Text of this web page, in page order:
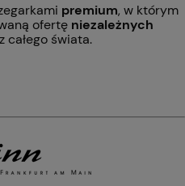
premium, w którym
ofertę niezależnych
całego świata.